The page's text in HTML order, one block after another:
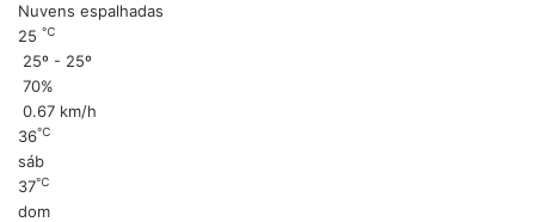
Nuvens espalhadas
25 ℃
25º - 25º
70%
0.67 km/h
36℃
sáb
37℃
dom